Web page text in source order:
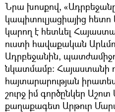
Նրա խոսքով,
կապիտուլյացիայից հետո
կարող է հետևել
ուստի հավաքական
Ադրբեջանին,
նկատմամբ։ Հայաստանի
հայտարարության
շուրջ իմ գործընկեր
քաղաքագետ Արթուր